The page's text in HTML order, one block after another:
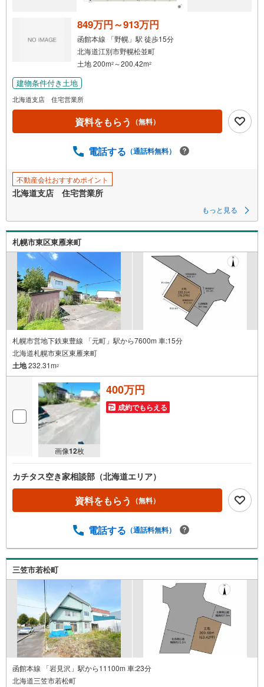
849万円～913万円
函館本線 「野幌」駅 徒歩15分
北海道江別市野幌松並町
土地 200m2 ～200.42m2
建物条件付き土地
北海道支店 住宅営業所
資料をもらう （無料）
電話する （通話料無料）
不動産会社おすすめポイント
北海道支店 住宅営業所
もっと見る
札幌市東区東雁来町
札幌市営地下鉄東豊線 「元町」駅から7600m 車:15分
北海道札幌市東区東雁来町
土地232.31m2
画像12枚
400万円
成約でもらえる
カチタス空き家相談部（北海道エリア）
資料をもらう （無料）
電話する （通話料無料）
三笠市若松町
函館本線 「岩見沢」駅から11100m 車:23分
北海道三笠市若松町